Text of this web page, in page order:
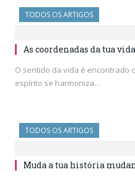
TODOS OS ARTIGOS
As coordenadas da tua vida
O sentido da vida é encontrado
espírito se harmoniza…
TODOS OS ARTIGOS
Muda a tua história